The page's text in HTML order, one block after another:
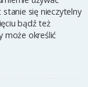
się nieczytelny
bądź też
może określić